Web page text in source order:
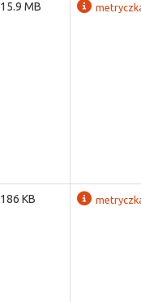
15.9 MB
186 KB